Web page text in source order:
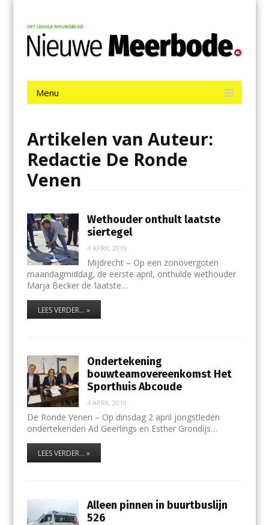
contentNieuwe Meerbode
Menu
Artikelen van Auteur:
Redactie De Ronde
Venen
Wethouder onthult laatste
siertegel
4 APRIL 2019
Mijdrecht – Op een zonovergoten
maandagmiddag, de eerste april, onthulde wethouder
Marja Becker de ‘laatste…
LEES VERDER... »
Ondertekening
bouwteamovereenkomst Het
Sporthuis Abcoude
4 APRIL 2019
De Ronde Venen – Op dinsdag 2 april jongstleden
ondertekenden Ad Geerlings en Esther Grondijs…
LEES VERDER... »
Alleen pinnen in buurtbuslijn
526